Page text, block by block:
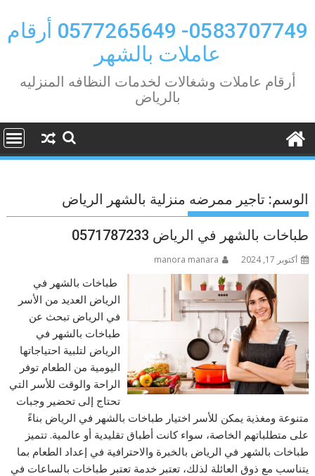
to
content
0583707749- 0577265649 أرقام
عاملات بالشهر
أرقام عاملات وشغالات لخدمات النظافه المنزليه
بالرياض
الوسم: تاجير ممرضه منزلية بالشهر الرياض
طباخات بالشهر في الرياض 0571787233
أكتوبر 17, 2024 manora manara
طباخات بالشهر في
الرياض العديد من الأسر
في الرياض تبحث عن
طباخات بالشهر في
الرياض لتلبية احتياجاتها
اليومية من الطعام توفر
الراحة والوقت للأسر التي
تحتاج إلى تحضير وجبات
متنوعة ومغذية يمكن للأسر اختيار طباخات بالشهر في الرياض بناءً
على متطلباتهم الخاصة، سواء كانت أطباق تقليدية أو عالمية. تتميز
طباخات بالشهر في الرياض بالخبرة والاحترافية في إعداد الطعام بما
يتناسب مع ذوق العائلة لذلك، تعتبر خدمة تعتبر طباخات بالساعات في